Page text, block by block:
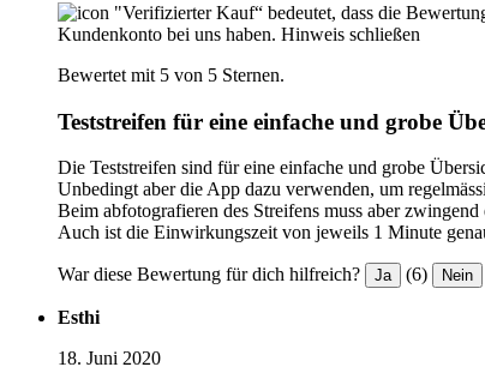
"Verifizierter Kauf“ bedeutet, dass die
Kundenkonto bei uns haben. Hinweis schließen
Bewertet mit 5 von 5 Sternen.
Teststreifen für eine einfache und grobe
Die Teststreifen sind für eine einfache und grobe
Unbedingt aber die App dazu verwenden, um
Beim abfotografieren des Streifens muss aber
Auch ist die Einwirkungszeit von jeweils 1 Minute
War diese Bewertung für dich hilfreich? Ja (6) Nein
Esthi
18. Juni 2020